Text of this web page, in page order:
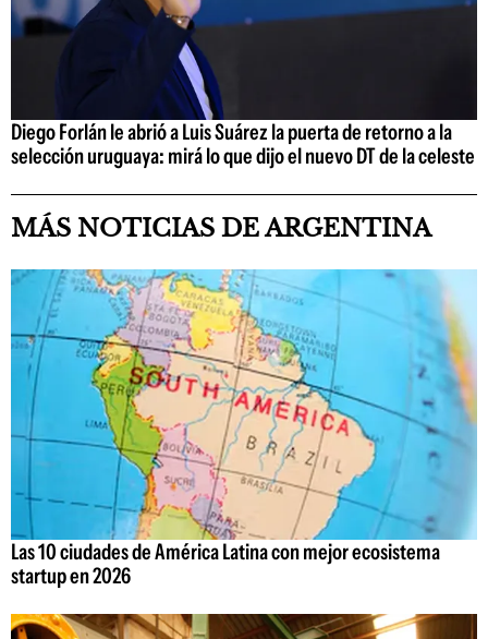
Diego Forlán le abrió a Luis Suárez la puerta de retorno a la
selección uruguaya: mirá lo que dijo el nuevo DT de la celeste
MÁS NOTICIAS DE ARGENTINA
Las 10 ciudades de América Latina con mejor ecosistema
startup en 2026